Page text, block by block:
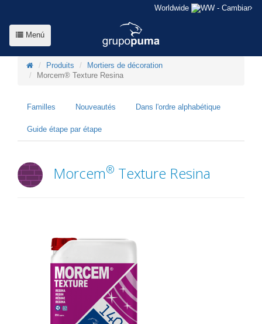
Worldwide - Cambiar
Menú
Produits
Mortiers de décoration
Morcem® Texture Resina
Familles Nouveautés Dans l'ordre alphabétique
Guide étape par étape
Morcem® Texture Resina